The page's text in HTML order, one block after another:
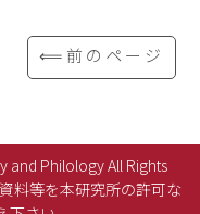
⟸前のページ
and Philology All Rights
料等を本研究所の許可な